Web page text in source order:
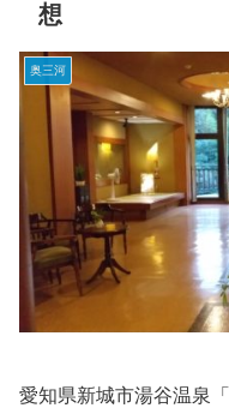
想
奥三河
愛知県新城市湯谷温泉「